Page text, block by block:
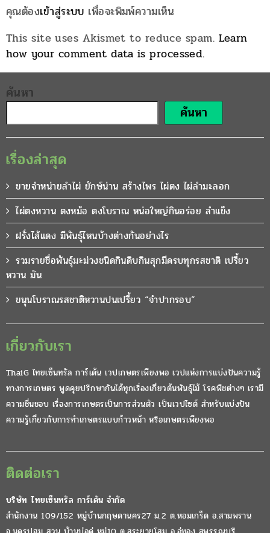
คุณต้องเข้าสู่ระบบ เพื่อจะพิมพ์ความเห็น
This site uses Akismet to reduce spam. Learn
how your comment data is processed.
ค้นหา
ค้นหา
เรื่องล่าสุด
ขายจำหน่ายลำไผ่ ยักษ์น่าน สร้างไพร ไผ่ตง ไผ่ลำมะลอก
ไผ่ตงหวาน ตงหม้อ ตงโบราณ หน่อใหญ่กินอร่อย ลำแข็ง
ฝรั่งไส้แดง มีพันธุ์ไหนบ้างต่างกันอย่างไร
รวมรายชื่อพันธุ์มะม่วงชนิดกินดิบกินสุกมีครบทุกรสชาติ เปรี้ยว
หวาน มัน
ขนุนโบราณรสชาติหวานปนเปรี้ยว “จำปากรอบ”
เกี่ยวกับเรา
ThaiG ไทยเซ็นทรัล การ์เด้น เวปเกษตรเพียงพอ เวปแห่งการแบ่งปันความรู้
ทางการเกษตร พูดคุยปรึกษากันได้ทุกเรื่องเกี่ยวต้นพันธุ์ไม้ โรคพืชต่างๆ เรามี
ความชื่นชอบ เรื่องการเกษตรเป็นการส่วนตัว เป็นเวปไซต์ สำหรับแบ่งปัน
ความรู้เกี่ยวกับการทำเกษตรแบบก้าวหน้า หรือเกษตรเพียงพอ
ติดต่อเรา
บริษัท ไทยเซ็นทรัล การ์เด้น จำกัด
สำนักงาน 109/152 หมู่บ้านกฤษดานคร27 ม.2 ต.หอมเกร็ด อ.สามพราน